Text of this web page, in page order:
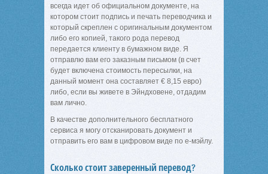
всегда идет об официальном документе, на
котором стоит подпись и печать переводчика и
который скреплен с оригинальным документом
либо его копией, такого рода перевод
передается клиенту в бумажном виде. Я
отправлю вам его заказным письмом (в счет
будет включена стоимость пересылки, на
данный момент она составляет € 8,15 евро)
либо, если вы живете в Эйндховене, отдадим
вам лично.
В качестве дополнительного бесплатного
сервиса я могу отсканировать документ и
отправить его вам в цифровом виде по е-мэйлу.
Сколько стоит заверенный перевод?